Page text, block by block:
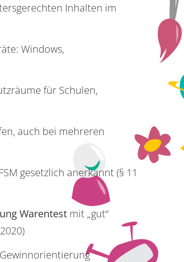
Inhalten im
Windows,
für Schulen,
auch bei mehreren
gesetzlich anerkannt (§ 11
Warentestmit „gut“